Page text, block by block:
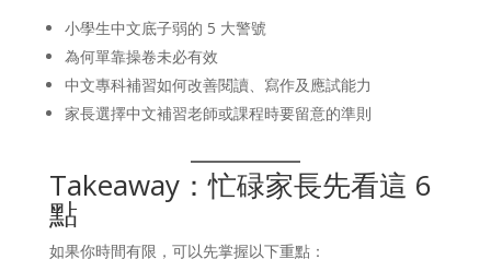
小學生中文底子弱的 5 大警號
為何單靠操卷未必有效
中文專科補習如何改善閱讀、寫作及應試能力
家長選擇中文補習老師或課程時要留意的準則
Takeaway：忙碌家長先看這 6
點
如果你時間有限，可以先掌握以下重點：